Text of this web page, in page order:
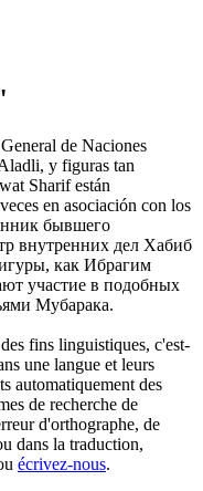
de Naciones
y figuras tan
Sharif están
en asociación con los
бывшего
внутренних дел Хабиб
как Ибрагим
участие в подобных
Мубарака.
fins linguistiques, c'est-
une langue et leurs
automatiquement des
de recherche de
d'orthographe, de
dans la traduction,
écrivez-nous.